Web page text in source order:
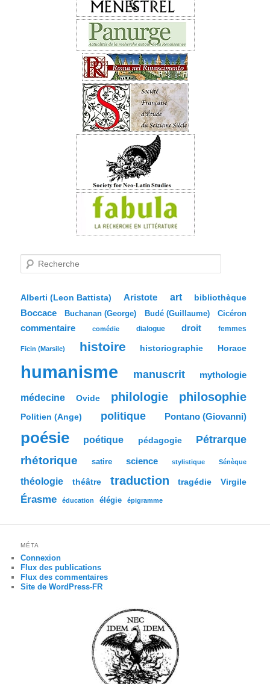
c
e
r
c
e
Alberti (Leon Battista) Aristote art bibliothèque
Boccace Buchanan (George) Budé (Guillaume) Cicéron
commentaire comédie dialogue droit femmes
Ficin (Marsile) histoire historiographie Horace
humanisme manuscrit mythologie
médecine Ovide philologie philosophie
Politien (Ange) politique Pontano (Giovanni)
poésie poétique pédagogie Pétrarque
rhétorique satire science stylistique Sénèque
théologie théâtre traduction tragédie Virgile
Érasme éducation élégie épigramme
MÉTA
Connexion
Flux des publications
Flux des commentaires
Site de WordPress-FR